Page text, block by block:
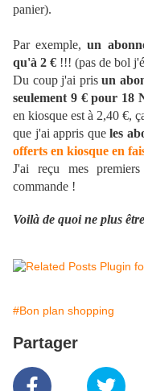
panier).
Par exemple,un
qu'à 2 € !!! (pas de bol
Du coup j'ai prisun
seulement 9 € pour 18
en kiosque est à 2,40 €,
que j'ai appris que les
offerts en kiosque en
J'ai reçu mes
commande !
Voilà de quoi ne plus
#Bon plan shopping
Partager